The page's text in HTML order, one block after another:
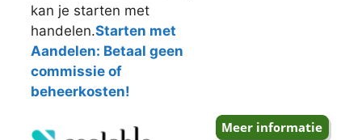
kan je starten met
handelen.Starten met
Aandelen: Betaal geen
commissie of
beheerkosten!